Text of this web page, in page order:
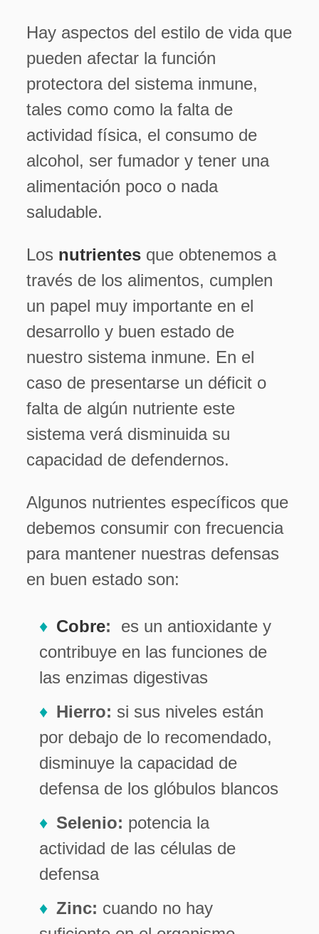
Hay aspectos del estilo de vida que
pueden afectar la función
protectora del sistema inmune,
tales como como la falta de
actividad física, el consumo de
alcohol, ser fumador y tener una
alimentación poco o nada
saludable.
Los nutrientes que obtenemos a
través de los alimentos, cumplen
un papel muy importante en el
desarrollo y buen estado de
nuestro sistema inmune. En el
caso de presentarse un déficit o
falta de algún nutriente este
sistema verá disminuida su
capacidad de defendernos.
Algunos nutrientes específicos que
debemos consumir con frecuencia
para mantener nuestras defensas
en buen estado son:
Cobre: es un antioxidante y
contribuye en las funciones de
las enzimas digestivas
Hierro: si sus niveles están
por debajo de lo recomendado,
disminuye la capacidad de
defensa de los glóbulos blancos
Selenio: potencia la
actividad de las células de
defensa
Zinc: cuando no hay